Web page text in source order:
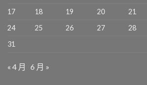
17
18 19 20 21
24
25 26 27 28
31
« 4 月 6 月 »